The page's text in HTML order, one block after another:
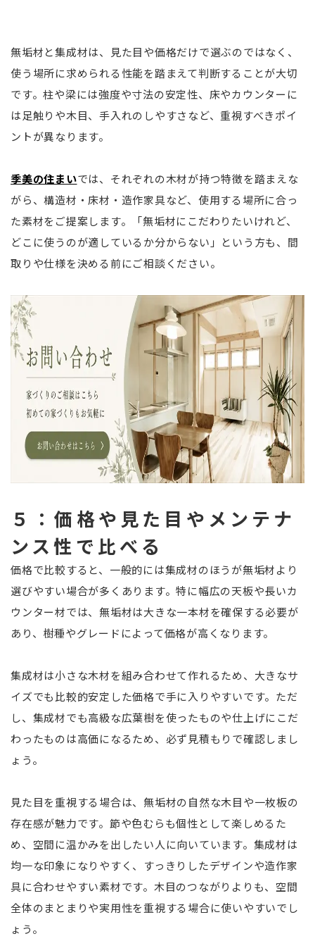
無垢材と集成材は、見た目や価格だけで選ぶのではなく、
使う場所に求められる性能を踏まえて判断することが大切
です。柱や梁には強度や寸法の安定性、床やカウンターに
は足触りや木目、手入れのしやすさなど、重視すべきポイ
ントが異なります。
季美の住まいでは、それぞれの木材が持つ特徴を踏まえな
がら、構造材・床材・造作家具など、使用する場所に合っ
た素材をご提案します。「無垢材にこだわりたいけれど、
どこに使うのが適しているか分からない」という方も、間
取りや仕様を決める前にご相談ください。
５：価格や見た目やメンテナ
ンス性で比べる
価格で比較すると、一般的には集成材のほうが無垢材より
選びやすい場合が多くあります。特に幅広の天板や長いカ
ウンター材では、無垢材は大きな一本材を確保する必要が
あり、樹種やグレードによって価格が高くなります。
集成材は小さな木材を組み合わせて作れるため、大きなサ
イズでも比較的安定した価格で手に入りやすいです。ただ
し、集成材でも高級な広葉樹を使ったものや仕上げにこだ
わったものは高価になるため、必ず見積もりで確認しまし
ょう。
見た目を重視する場合は、無垢材の自然な木目や一枚板の
存在感が魅力です。節や色むらも個性として楽しめるた
め、空間に温かみを出したい人に向いています。集成材は
均一な印象になりやすく、すっきりしたデザインや造作家
具に合わせやすい素材です。木目のつながりよりも、空間
全体のまとまりや実用性を重視する場合に使いやすいでし
ょう。